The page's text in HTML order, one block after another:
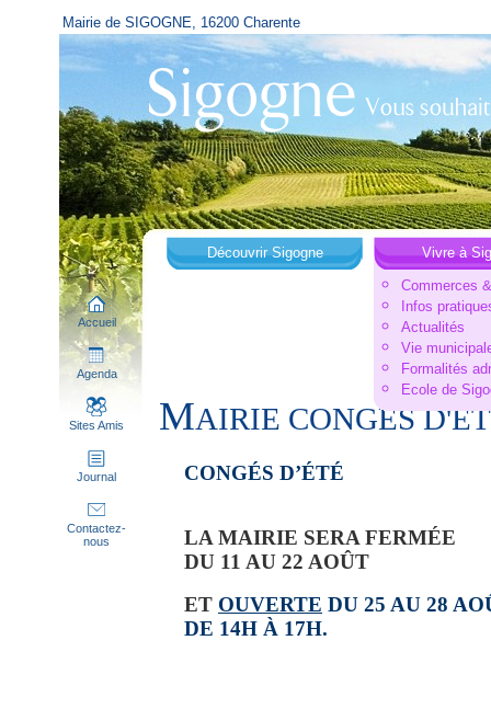
Mairie de SIGOGNE, 16200 Charente
Accueil
Agenda
Sites Amis
Journal
Contactez-
nous
Découvrir Sigogne
Vivre à
Commerces
Infos
Actualités
Vie
Formalités
Ecole de
MAIRIE CONGES
CONGÉS D’ÉTÉ
LA MAIRIE SERA FERMÉE
DU 11 AU 22 AOÛT
ET OUVERTE DU 25 AU 28
DE 14H À 17H.